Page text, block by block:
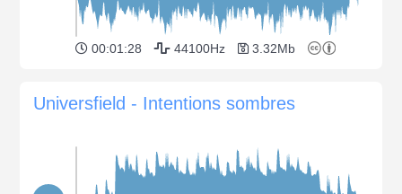
00:01:28 44100Hz 3.32Mb
Universfield - Intentions sombres